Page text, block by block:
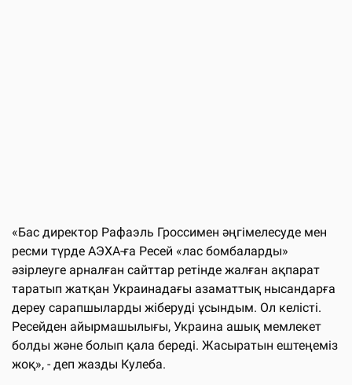
«Бас директор Рафаэль Гроссимен әңгімелесуде мен
ресми түрде AЭXA-ға Ресей «лас бомбаларды»
әзірлеуге арналған сайттар ретінде жалған ақпарат
таратып жатқан Украинадағы азаматтық нысандарға
дереу сарапшыларды жіберуді ұсындым. Ол келісті.
Ресейден айырмашылығы, Украина ашық мемлекет
болды және болып қала береді. Жасыратын ештеңеміз
жоқ», - деп жазды Кулеба.